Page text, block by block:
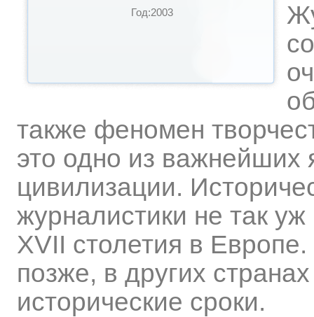
Год:2003
также феномен
это одно из важнейших
цивилизации.
журналистики не так
XVII столетия в
позже, в других
исторические сроки.